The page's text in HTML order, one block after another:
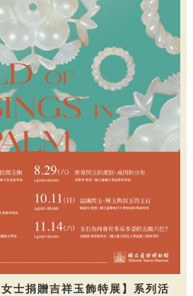
士捐贈吉祥玉飾特展】系列活